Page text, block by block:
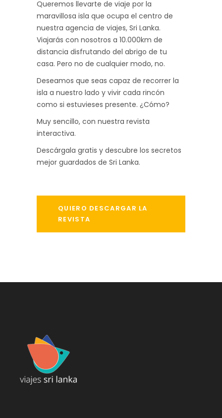
Queremos llevarte de viaje por la
maravillosa isla que ocupa el centro de
nuestra agencia de viajes, Sri Lanka.
Viajarás con nosotros a 10.000km de
distancia disfrutando del abrigo de tu
casa. Pero no de cualquier modo, no.
Deseamos que seas capaz de recorrer la
isla a nuestro lado y vivir cada rincón
como si estuvieses presente. ¿Cómo?
Muy sencillo, con nuestra revista
interactiva.
Descárgala gratis y descubre los secretos
mejor guardados de Sri Lanka.
QUIERO DESCARGAR LA
REVISTA